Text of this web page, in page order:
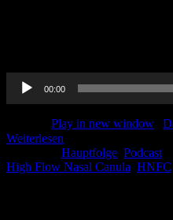
Audio-
Player
00:00
Play in new window
Weiterlesen
Hauptfolge Podcast
High Flow Nasal Canula HNFC